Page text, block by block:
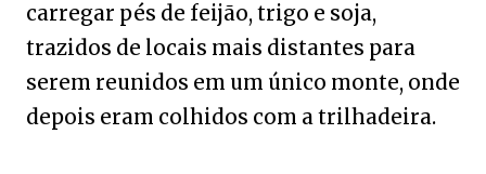
carregar pés de feijão, trigo e soja,
trazidos de locais mais distantes para
serem reunidos em um único monte, onde
depois eram colhidos com a trilhadeira.